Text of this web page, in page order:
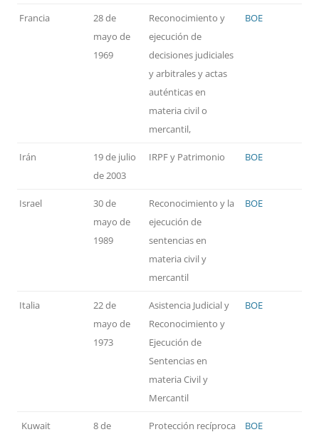
Francia
28 de
mayo de
1969
Reconocimiento y
ejecución de
decisiones judiciales
y arbitrales y actas
auténticas en
materia civil o
mercantil,
BOE
Irán
19 de julio
de 2003
IRPF y Patrimonio BOE
Israel
30 de
mayo de
1989
Reconocimiento y la
ejecución de
sentencias en
materia civil y
mercantil
BOE
Italia
22 de
mayo de
1973
Asistencia Judicial y
Reconocimiento y
Ejecución de
Sentencias en
materia Civil y
Mercantil
BOE
Kuwait
8 de
Protección recíproca
BOE